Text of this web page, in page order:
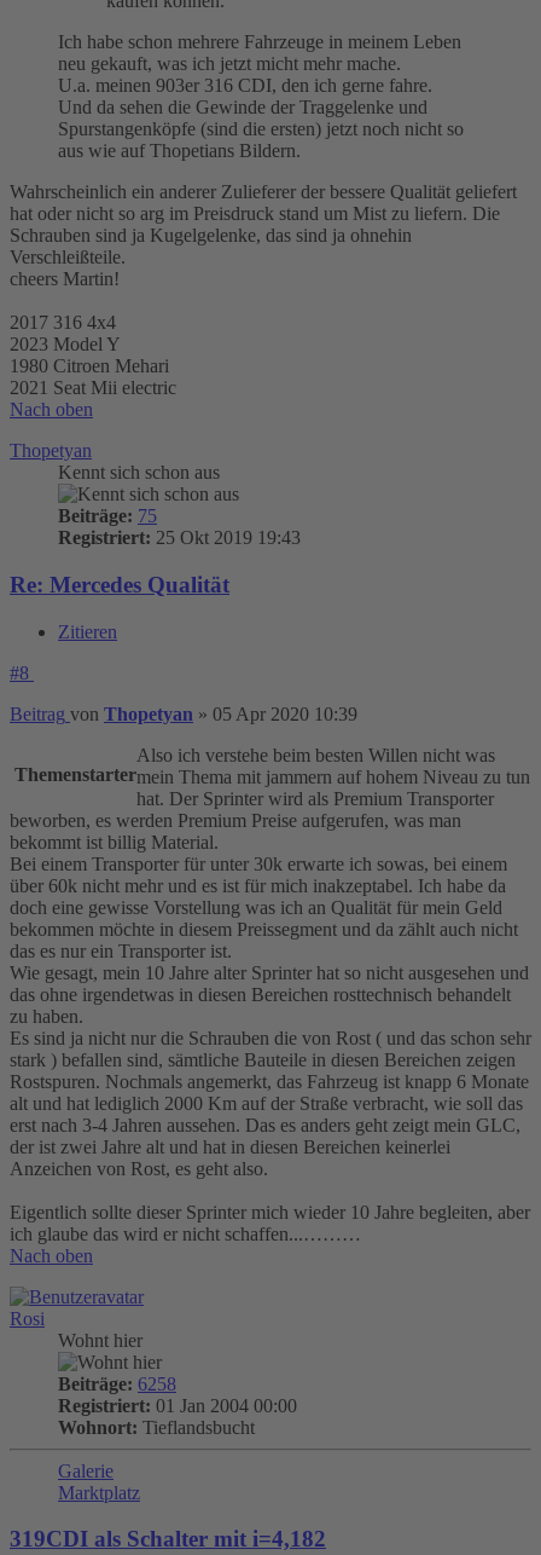
Ich habe schon mehrere Fahrzeuge in meinem Leben
neu gekauft, was ich jetzt micht mehr mache.
U.a. meinen 903er 316 CDI, den ich gerne fahre.
Und da sehen die Gewinde der Traggelenke und
Spurstangenköpfe (sind die ersten) jetzt noch nicht so
aus wie auf Thopetians Bildern.
Wahrscheinlich ein anderer Zulieferer der bessere Qualität geliefert
hat oder nicht so arg im Preisdruck stand um Mist zu liefern. Die
Schrauben sind ja Kugelgelenke, das sind ja ohnehin
Verschleißteile.
cheers Martin!
2017 316 4x4
2023 Model Y
1980 Citroen Mehari
2021 Seat Mii electric
Nach oben
Thopetyan
Kennt sich schon aus
Beiträge: 75
Registriert: 25 Okt 2019 19:43
Re: Mercedes Qualität
Zitieren
#8
Beitrag von Thopetyan » 05 Apr 2020 10:39
Themenstarter
Also ich verstehe beim besten Willen nicht was
mein Thema mit jammern auf hohem Niveau zu tun
hat. Der Sprinter wird als Premium Transporter
beworben, es werden Premium Preise aufgerufen, was man
bekommt ist billig Material.
Bei einem Transporter für unter 30k erwarte ich sowas, bei einem
über 60k nicht mehr und es ist für mich inakzeptabel. Ich habe da
doch eine gewisse Vorstellung was ich an Qualität für mein Geld
bekommen möchte in diesem Preissegment und da zählt auch nicht
das es nur ein Transporter ist.
Wie gesagt, mein 10 Jahre alter Sprinter hat so nicht ausgesehen und
das ohne irgendetwas in diesen Bereichen rosttechnisch behandelt
zu haben.
Es sind ja nicht nur die Schrauben die von Rost ( und das schon sehr
stark ) befallen sind, sämtliche Bauteile in diesen Bereichen zeigen
Rostspuren. Nochmals angemerkt, das Fahrzeug ist knapp 6 Monate
alt und hat lediglich 2000 Km auf der Straße verbracht, wie soll das
erst nach 3-4 Jahren aussehen. Das es anders geht zeigt mein GLC,
der ist zwei Jahre alt und hat in diesen Bereichen keinerlei
Anzeichen von Rost, es geht also.
Eigentlich sollte dieser Sprinter mich wieder 10 Jahre begleiten, aber
ich glaube das wird er nicht schaffen...………
Nach oben
Rosi
Wohnt hier
Beiträge: 6258
Registriert: 01 Jan 2004 00:00
Wohnort: Tieflandsbucht
Galerie
Marktplatz
319CDI als Schalter mit i=4,182